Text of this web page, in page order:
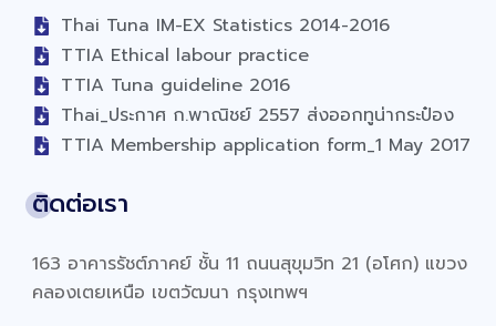
Thai Tuna IM-EX Statistics 2014-2016
TTIA Ethical labour practice
TTIA Tuna guideline 2016
Thai_ประกาศ ก.พาณิชย์ 2557 ส่งออกทูน่ากระป๋อง
TTIA Membership application form_1 May 2017
ติดต่อเรา
163 อาคารรัชต์ภาคย์ ชั้น 11 ถนนสุขุมวิท 21 (อโศก) แขวง
คลองเตยเหนือ เขตวัฒนา กรุงเทพฯ